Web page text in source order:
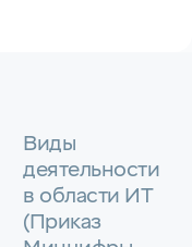
Виды
деятельности
в области ИТ
(Приказ